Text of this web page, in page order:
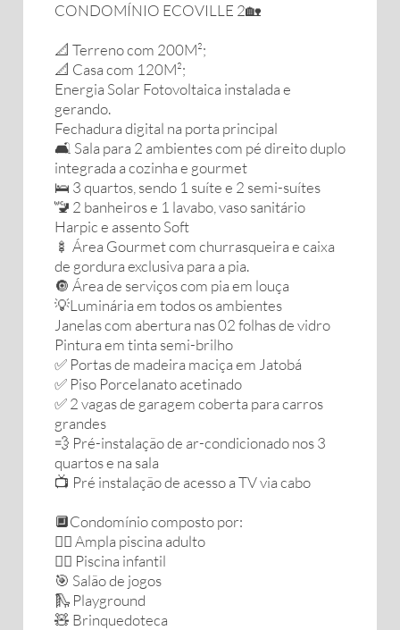
CONDOMÍNIO ECOVILLE 2🏡
📐 Terreno com 200M²;
📐 Casa com 120M²;
Energia Solar Fotovoltaica instalada e
gerando.
Fechadura digital na porta principal
🛋️ Sala para 2 ambientes com pé direito duplo
integrada a cozinha e gourmet
🛌 3 quartos, sendo 1 suíte e 2 semi-suítes
🚾 2 banheiros e 1 lavabo, vaso sanitário
Harpic e assento Soft
🍢 Área Gourmet com churrasqueira e caixa
de gordura exclusiva para a pia.
🔘 Área de serviços com pia em louça
💡Luminária em todos os ambientes
Janelas com abertura nas 02 folhas de vidro
Pintura em tinta semi-brilho
✅ Portas de madeira maciça em Jatobá
✅ Piso Porcelanato acetinado
✅ 2 vagas de garagem coberta para carros
grandes
💨 Pré-instalação de ar-condicionado nos 3
quartos e na sala
📺 Pré instalação de acesso a TV via cabo
🔲Condomínio composto por:
🏊‍♂️ Ampla piscina adulto
🏊‍♀️ Piscina infantil
🎯 Salão de jogos
🛝 Playground
🧸 Brinquedoteca